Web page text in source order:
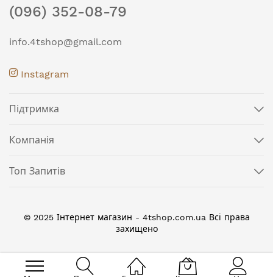
(096) 352-08-79
info.4tshop@gmail.com
Instagram
Підтримка
Компанія
Топ Запитів
© 2025 Інтернет магазин - 4tshop.com.ua Всі права
захищено